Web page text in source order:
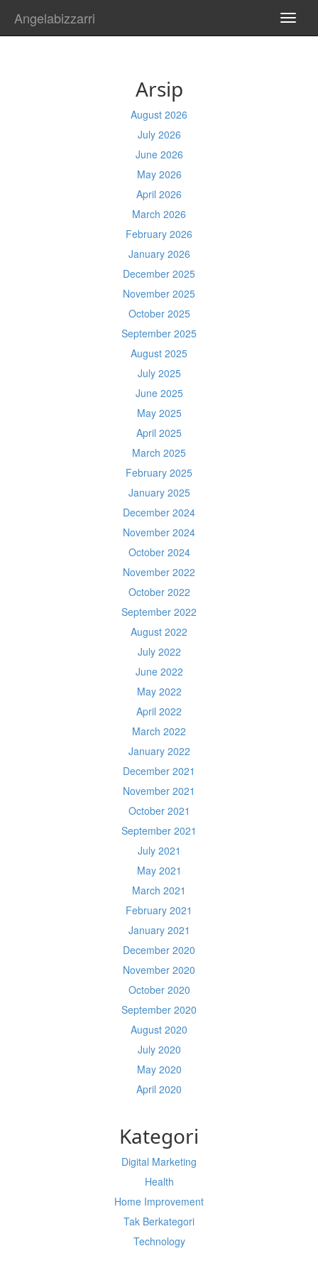
Angelabizzarri
Arsip
August 2026
July 2026
June 2026
May 2026
April 2026
March 2026
February 2026
January 2026
December 2025
November 2025
October 2025
September 2025
August 2025
July 2025
June 2025
May 2025
April 2025
March 2025
February 2025
January 2025
December 2024
November 2024
October 2024
November 2022
October 2022
September 2022
August 2022
July 2022
June 2022
May 2022
April 2022
March 2022
January 2022
December 2021
November 2021
October 2021
September 2021
July 2021
May 2021
March 2021
February 2021
January 2021
December 2020
November 2020
October 2020
September 2020
August 2020
July 2020
May 2020
April 2020
Kategori
Digital Marketing
Health
Home Improvement
Tak Berkategori
Technology